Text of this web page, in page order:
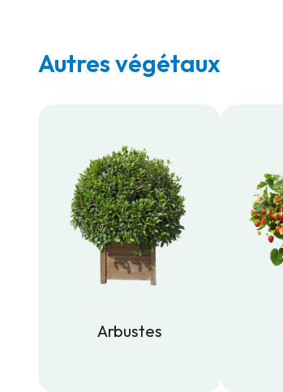
Autres végétaux
Arbustes